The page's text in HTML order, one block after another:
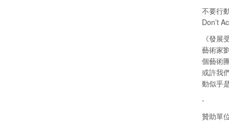
不要行
Don’t
《發
藝術家
個藝術
或許我
動似乎
-
贊助單